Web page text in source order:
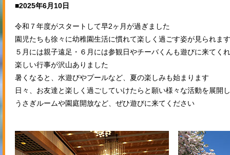
■2025年6月10日
令和７年度がスタートして早2ヶ月が過ぎました
園児たちも徐々に幼稚園生活に慣れて楽しく過ごす姿が見られます
５月には親子遠足・６月には参観日やチーバくんも遊びに来てく
楽しい行事が沢山ありました
暑くなると、水遊びやプールなど、夏の楽しみも始まります
日々、お友達と楽しく過ごしていけたらと願い様々な活動を展開
うさぎルームや園庭開放など、ぜひ遊びに来てください